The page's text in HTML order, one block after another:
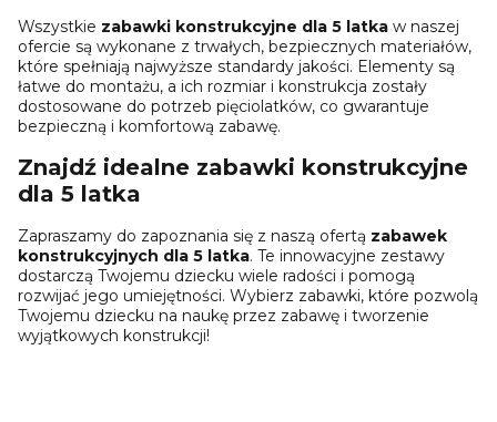
Wszystkie zabawki konstrukcyjne dla 5 latka w naszej
ofercie są wykonane z trwałych, bezpiecznych materiałów,
które spełniają najwyższe standardy jakości. Elementy są
łatwe do montażu, a ich rozmiar i konstrukcja zostały
dostosowane do potrzeb pięciolatków, co gwarantuje
bezpieczną i komfortową zabawę.
Znajdź idealne zabawki konstrukcyjne
dla 5 latka
Zapraszamy do zapoznania się z naszą ofertą zabawek
konstrukcyjnych dla 5 latka. Te innowacyjne zestawy
dostarczą Twojemu dziecku wiele radości i pomogą
rozwijać jego umiejętności. Wybierz zabawki, które pozwolą
Twojemu dziecku na naukę przez zabawę i tworzenie
wyjątkowych konstrukcji!